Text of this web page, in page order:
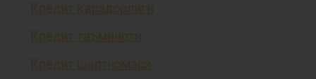
Кредит қарздорлиги
Кредит таъминоти
Кредит шартномаси